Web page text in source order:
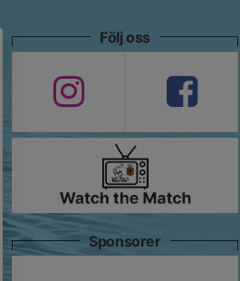
Följ oss
Sponsorer